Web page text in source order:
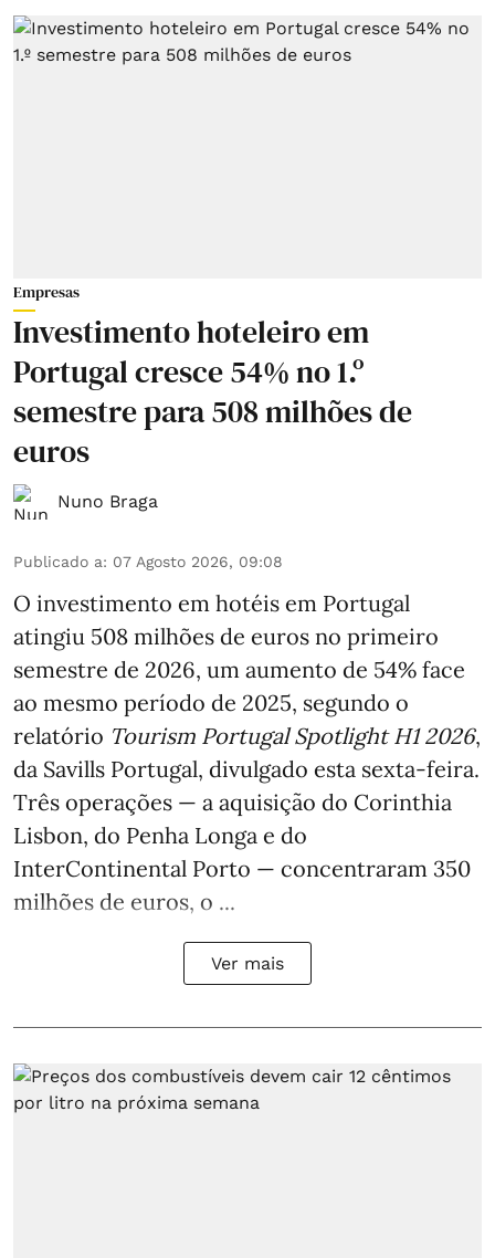
Empresas
Investimento hoteleiro em
Portugal cresce 54% no 1.º
semestre para 508 milhões de
euros
Nuno Braga
Publicado a: 07 Agosto 2026, 09:08
O investimento em hotéis em Portugal
atingiu 508 milhões de euros no primeiro
semestre de 2026, um aumento de 54% face
ao mesmo período de 2025, segundo o
relatório Tourism Portugal Spotlight H1 2026,
da Savills Portugal, divulgado esta sexta-feira.
Três operações — a aquisição do Corinthia
Lisbon, do Penha Longa e do
InterContinental Porto — concentraram 350
milhões de euros, o ...
Ver mais